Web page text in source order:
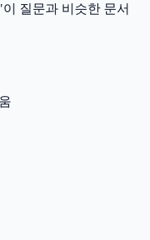
질문과 비슷한 문서